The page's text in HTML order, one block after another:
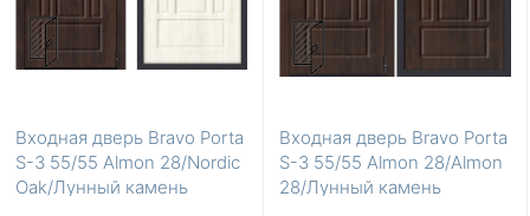
Входная дверь Bravo Porta
S-3 55/55 Almon 28/Nordic
Oak/Лунный камень
Входная дверь Bravo Porta
S-3 55/55 Almon 28/Almon
28/Лунный камень